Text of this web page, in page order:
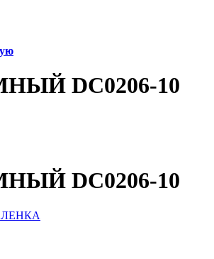
DC0206-10
DC0206-10